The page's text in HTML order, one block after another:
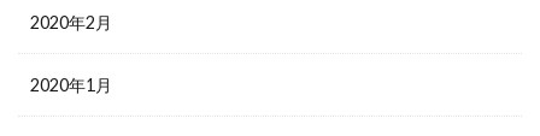
2020年2月
2020年1月